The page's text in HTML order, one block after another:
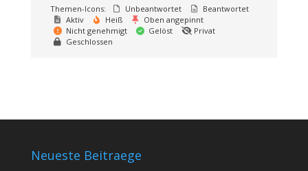
Themen-Icons:
Unbeantwortet
Beantwortet
Aktiv
Heiß
Oben angepinnt
Nicht genehmigt
Gelöst
Privat
Geschlossen
Neueste Beitraege